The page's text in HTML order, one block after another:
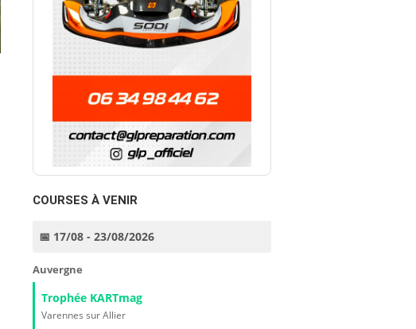
COURSES À VENIR
📅 17/08 - 23/08/2026
Auvergne
Trophée KARTmag
Varennes sur Allier